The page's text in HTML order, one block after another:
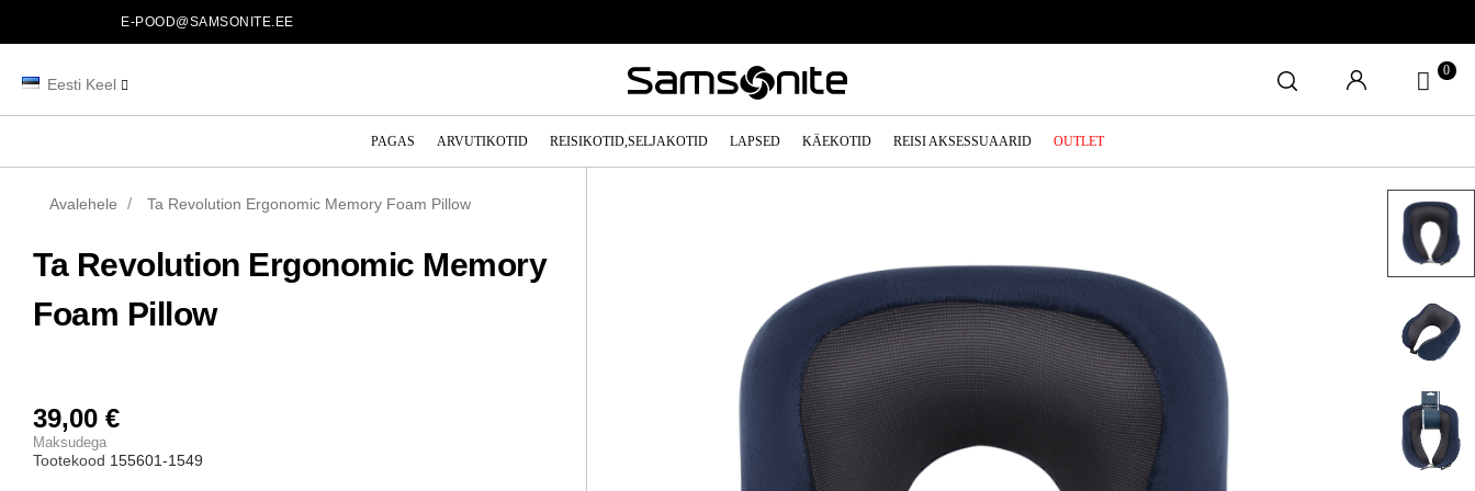
E-POOD@SAMSONITE.EE
Eesti Keel
0
PAGAS ARVUTIKOTID REISIKOTID,SELJAKOTID LAPSED KÄEKOTID REISI AKSESSUAARID OUTLET
Avalehele Ta Revolution Ergonomic Memory Foam Pillow
Ta Revolution Ergonomic Memory
Foam Pillow
39,00 €
Maksudega
Tootekood 155601-1549